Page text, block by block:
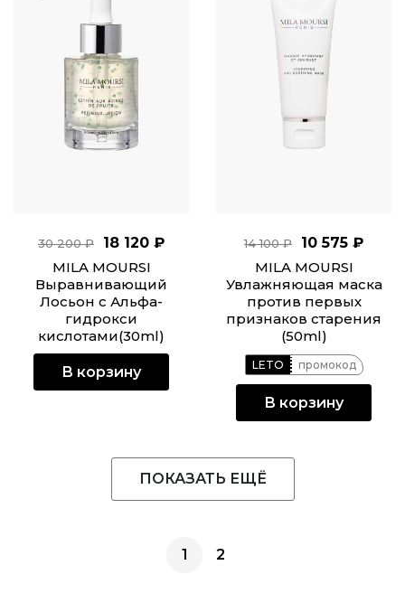
30 200 ₽
18 120 ₽
MILA MOURSI
Выравнивающий
Лосьон с Альфа-
гидрокси
кислотами(30ml)
В корзину
14 100 ₽
10 575 ₽
MILA MOURSI
Увлажняющая маска
против первых
признаков старения
(50ml)
LETO промокод
В корзину
ПОКАЗАТЬ ЕЩЁ
1 2